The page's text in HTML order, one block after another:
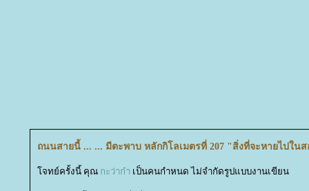
ถนนสายนี้ ... ... มีตะพาบ หลักกิโลเมตรที่ 207 "สิ่งที่จะหายไปใน
จทย์ครั้งนี้ คุณ กะว่าก๋า เป็นคนกำหนด ไม่จำกัดรูปแบบงานเขียน